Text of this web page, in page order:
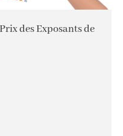
des Exposants de